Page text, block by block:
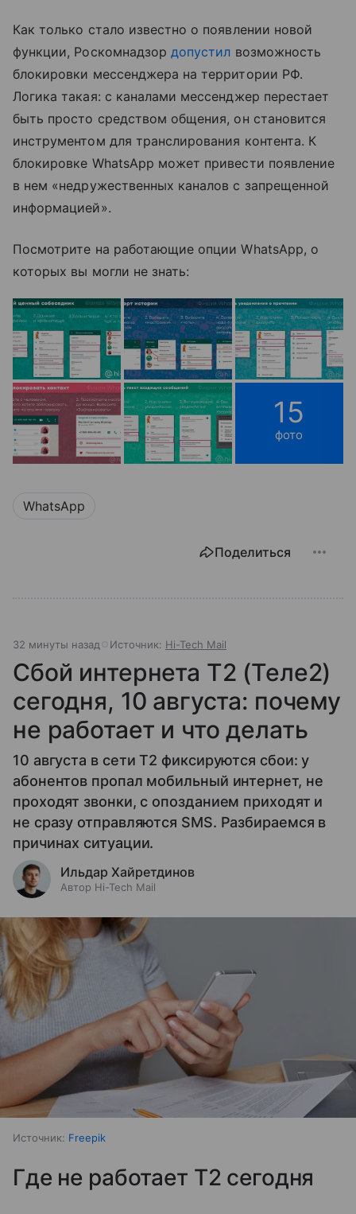
Как только стало известно о появлении новой
функции, Роскомнадзордопустил возможность
блокировки мессенджера на территории РФ.
Логика такая: с каналами мессенджер перестает
быть просто средством общения, он становится
инструментом для транслирования контента. К
блокировке WhatsApp может привести появление
в нем «недружественных каналов с запрещенной
информацией».
Посмотрите на работающие опции WhatsApp, о
которых вы могли не знать:
15
фото
WhatsApp
Поделиться
32 минуты назад Источник: Hi-Tech Mail
Сбой интернета T2 (Теле2)
сегодня, 10 августа: почему
не работает и что делать
10 августа в сети T2 фиксируются сбои: у
абонентов пропал мобильный интернет, не
проходят звонки, с опозданием приходят и
не сразу отправляются SMS. Разбираемся в
причинах ситуации.
Ильдар Хайретдинов
Автор Hi-Tech Mail
Источник: Freepik
Где не работает T2 сегодня